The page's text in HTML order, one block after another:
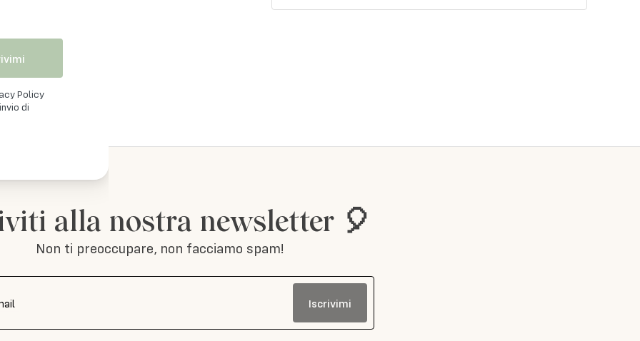
alla nostra newsletter 🎈
Non ti preoccupare, non facciamo spam!
Iscrivimi
Policy
di